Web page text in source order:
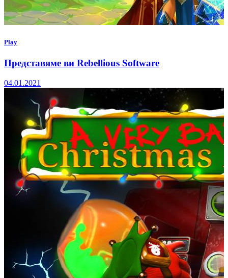
Play
Представяме ви Rebellious Software
04.01.2021